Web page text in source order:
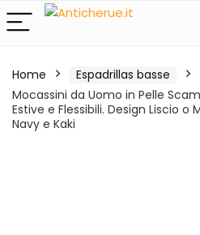
Home Espadrillas basse
Mocassini da Uomo in Pelle
Estive e Flessibili. Design Liscio o
Navy e Kaki